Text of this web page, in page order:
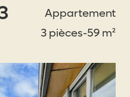
Appartement
3 pièces-59 m²